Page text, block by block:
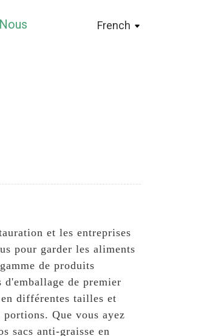
French
et les entreprises
pour garder les aliments
de produits
de premier
différentes tailles et
Que vous ayez
sacs anti-graisse en